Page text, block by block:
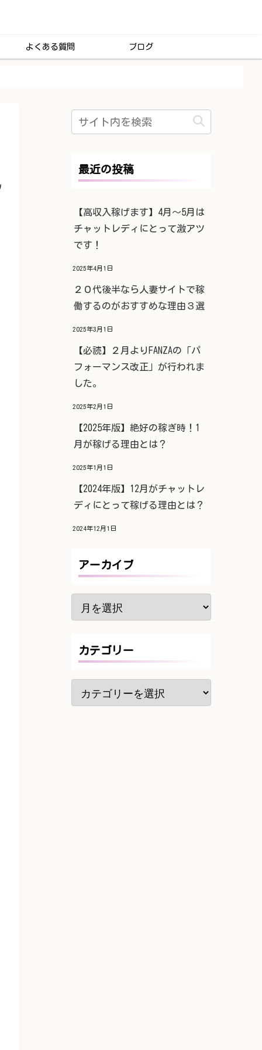
よくある質問 ブログ
最近の投稿
【高収入稼げます】4月〜5月は
チャットレディにとって激アツ
です！
2025年4月1日
２０代後半なら人妻サイトで稼
働するのがおすすめな理由３選
2025年3月1日
【必読】２月よりFANZAの「パ
フォーマンス改正」が行われま
した。
2025年2月1日
【2025年版】絶好の稼ぎ時！1
月が稼げる理由とは？
2025年1月1日
【2024年版】12月がチャットレ
ディにとって稼げる理由とは？
2024年12月1日
アーカイブ
カテゴリー